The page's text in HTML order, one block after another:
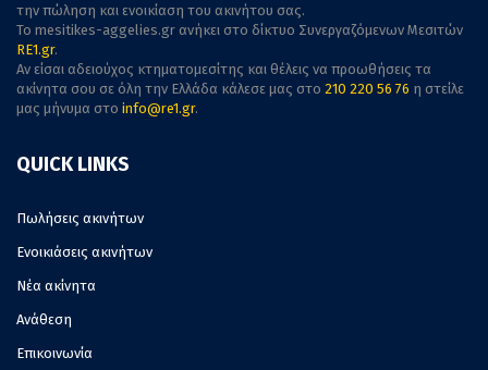
την πώληση και ενοικίαση του ακινήτου σας.
To mesitikes-aggelies.gr ανήκει στο δίκτυο Συνεργαζόμενων Μεσιτών
RE1.gr.
Αν είσαι αδειούχος κτηματομεσίτης και θέλεις να προωθήσεις τα
ακίνητα σου σε όλη την Ελλάδα κάλεσε μας στο 210 220 56 76 η στείλε
μας μήνυμα στο info@re1.gr.
QUICK LINKS
Πωλήσεις ακινήτων
Ενοικιάσεις ακινήτων
Νέα ακίνητα
Ανάθεση
Επικοινωνία